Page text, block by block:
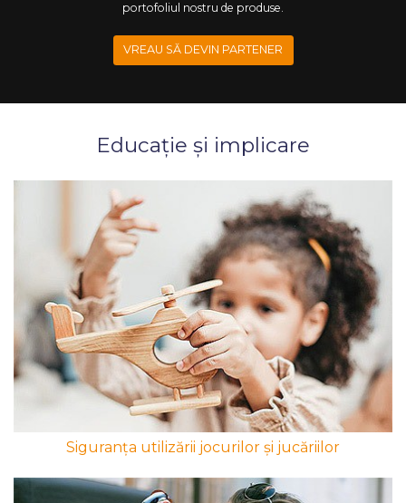
portofoliul nostru de produse.
VREAU SĂ DEVIN PARTENER
Educație și implicare
Siguranța utilizării jocurilor și jucăriilor